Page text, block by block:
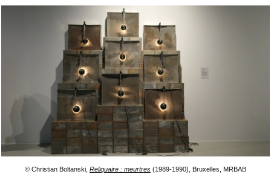
© Christian Boltanski, Reliquaire : meurtres (1989-1990), Bruxelles, MRBAB